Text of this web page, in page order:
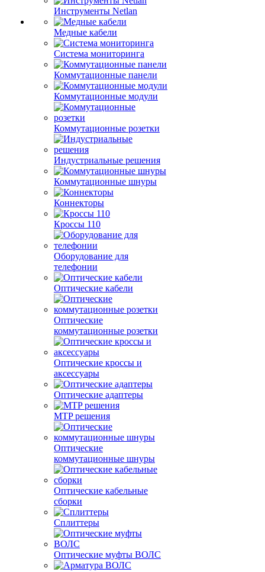
Инструменты Netlan
Медные кабели
Система мониторинга
Коммутационные панели
Коммутационные модули
Коммутационные розетки
Индустриальные решения
Коммутационные шнуры
Коннекторы
Кроссы 110
Оборудование для
телефонии
Оптические кабели
Оптические
коммутационные розетки
Оптические кроссы и
аксессуары
Оптические адаптеры
MTP решения
Оптические
коммутационные шнуры
Оптические кабельные
сборки
Сплиттеры
Оптические муфты ВОЛС